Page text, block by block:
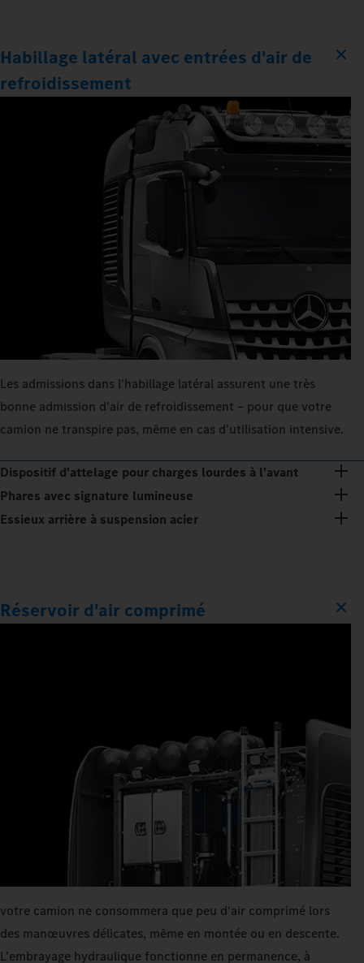
Habillage latéral avec entrées d'air de
refroidissement
Les admissions dans l'habillage latéral assurent une très
bonne admission d'air de refroidissement – pour que votre
camion ne transpire pas, même en cas d'utilisation intensive.
Dispositif d'attelage pour charges lourdes à l'avant
Phares avec signature lumineuse
Essieux arrière à suspension acier
Réservoir d'air comprimé
votre camion ne consommera que peu d'air comprimé lors
des manœuvres délicates, même en montée ou en descente.
L'embrayage hydraulique fonctionne en permanence, à